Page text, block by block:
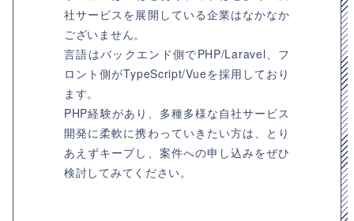
社サービスを展開している企業はなかなか
ございません。
言語はバックエンド側でPHP/Laravel、フ
ロント側がTypeScript/Vueを採用しており
ます。
PHP経験があり、多種多様な自社サービス
開発に柔軟に携わっていきたい方は、とり
あえずキープし、案件への申し込みをぜひ
検討してみてください。